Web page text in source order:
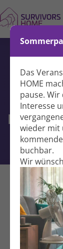
Das
HOME
pause.
Interesse
wieder mit
buchbar.
Wir